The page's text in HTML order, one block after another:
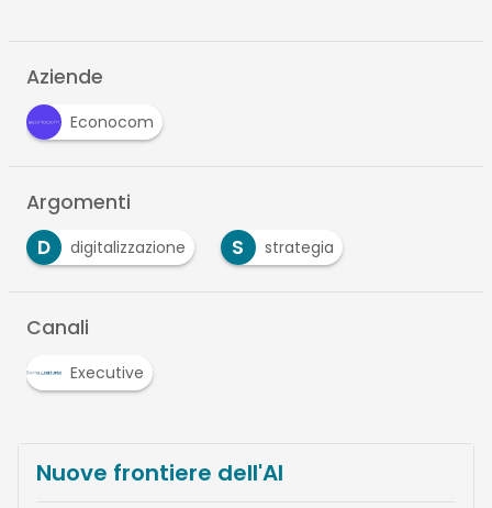
Aziende
Econocom
Argomenti
D
digitalizzazione S strategia
Canali
Executive
Nuove frontiere dell'AI